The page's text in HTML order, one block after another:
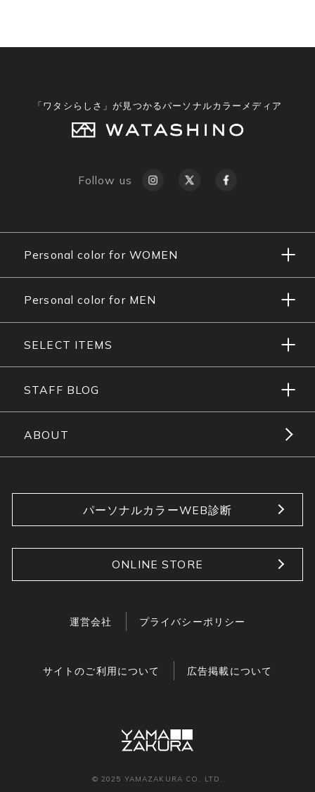
「ワタシらしさ」が見つかるパーソナルカラーメディア
Follow us
Personal color for WOMEN
Personal color for MEN
SELECT ITEMS
STAFF BLOG
ABOUT
パーソナルカラーWEB診断
ONLINE STORE
運営会社 プライバシーポリシー
サイトのご利用について 広告掲載について
© 2025 YAMAZAKURA CO. LTD.